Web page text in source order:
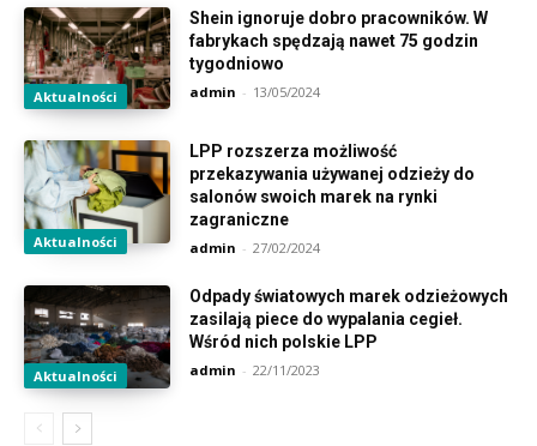
Aktualności
Shein ignoruje dobro pracowników. W
fabrykach spędzają nawet 75 godzin
tygodniowo
admin - 13/05/2024
Aktualności
LPP rozszerza możliwość
przekazywania używanej odzieży do
salonów swoich marek na rynki
zagraniczne
admin - 27/02/2024
Aktualności
Odpady światowych marek odzieżowych
zasilają piece do wypalania cegieł.
Wśród nich polskie LPP
admin - 22/11/2023